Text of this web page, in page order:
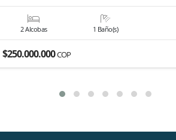
2 Alcobas 1 Baño(s)
$250.000.000COP